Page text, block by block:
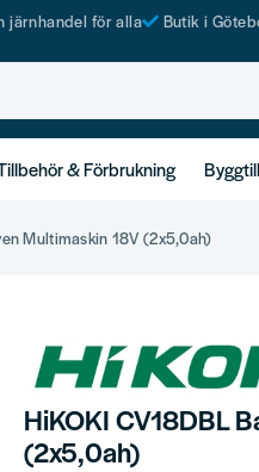
järnhandel för alla Butik i
& Förbrukning
Multimaskin 18V (2x5,0ah)
HiKOKI CV18DBL
(2x5,0ah)